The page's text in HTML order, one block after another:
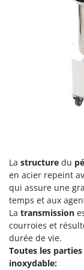
Perches
Pétrins à
Plateaux
Plumeuses
Pompes
Postes à
Poussoirs à
Presses à
Pressoirs à
Pressoirs à
G3 Ferrari
Gipeco
Girmi
GRAEF
Gre
GreenBay
Greenworks
La structure du
en acier repeint
qui assure une
temps et aux
La transmission
courroies et
durée de vie.
Toutes les
inoxydable: